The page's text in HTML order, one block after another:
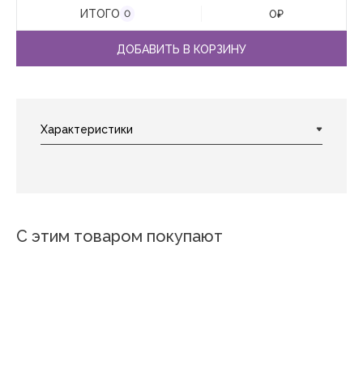
ИТОГО 0 0₽
ДОБАВИТЬ В КОРЗИНУ
С этим товаром покупают